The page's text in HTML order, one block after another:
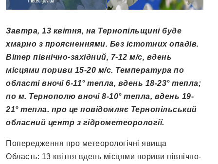
Завтра, 13 квітня, на Тернопільщині буде
хмарно з проясненнями. Без істотних опадів.
Вітер північно-західний, 7-12 м/с, вдень
місцями пориви 15-20 м/с. Температура по
області вночі 6-11° тепла, вдень 18-23° тепла;
по м. Тернополю вночі 8-10° тепла, вдень 19-
21° тепла. про це повідомляє Тернопільський
обласний центр з гідрометеорології.
Попередження про метеорологічні явища
Область: 13 квітня вдень місцями пориви північно-